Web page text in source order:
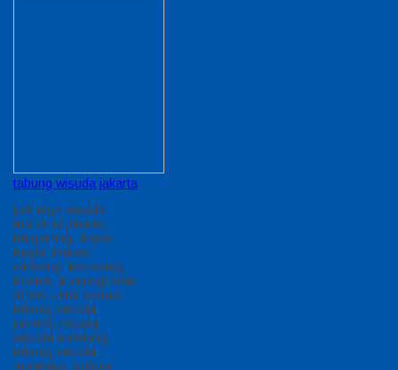
tabung wisuda jakarta
jual toga wisuda
murah di jakarta,
tangerang, depok,
bogor, bekasi,
cikarang, kerawang,
banten, kunjungi kami
di link – link berikut :
tabung wisuda
jakarta, tabung
wisuda bandung,
tabung wisuda
surabaya, tabung